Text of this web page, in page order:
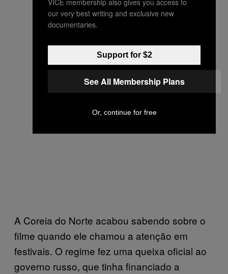
A Coreia do Norte acabou sabendo sobre o
filme quando ele chamou a atenção em
festivais. O regime fez uma queixa oficial ao
governo russo, que tinha financiado a
our very best writing and exclusive new
documentaries.
Support for $2
See All Membership Plans
Or, continue for free